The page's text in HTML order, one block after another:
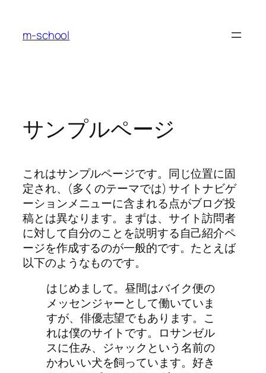
m-school
サンプルページ
これはサンプルページです。同じ位置に固
定され、(多くのテーマでは) サイトナビゲ
ーションメニューに含まれる点がブログ投
稿とは異なります。まずは、サイト訪問者
に対して自分のことを説明する自己紹介ペ
ージを作成するのが一般的です。たとえば
以下のようなものです。
はじめまして。昼間はバイク便の
メッセンジャーとして働いていま
すが、俳優志望でもあります。こ
れは僕のサイトです。ロサンゼル
スに住み、ジャックという名前の
かわいい犬を飼っています。好き